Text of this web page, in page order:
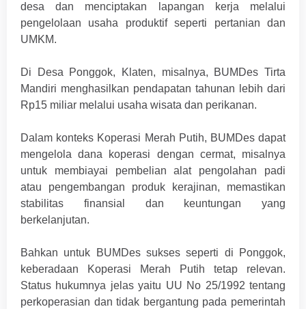
desa dan menciptakan lapangan kerja melalui
pengelolaan usaha produktif seperti pertanian dan
UMKM.
Di Desa Ponggok, Klaten, misalnya, BUMDes Tirta
Mandiri menghasilkan pendapatan tahunan lebih dari
Rp15 miliar melalui usaha wisata dan perikanan.
Dalam konteks Koperasi Merah Putih, BUMDes dapat
mengelola dana koperasi dengan cermat, misalnya
untuk membiayai pembelian alat pengolahan padi
atau pengembangan produk kerajinan, memastikan
stabilitas finansial dan keuntungan yang
berkelanjutan.
Bahkan untuk BUMDes sukses seperti di Ponggok,
keberadaan Koperasi Merah Putih tetap relevan.
Status hukumnya jelas yaitu UU No 25/1992 tentang
perkoperasian dan tidak bergantung pada pemerintah